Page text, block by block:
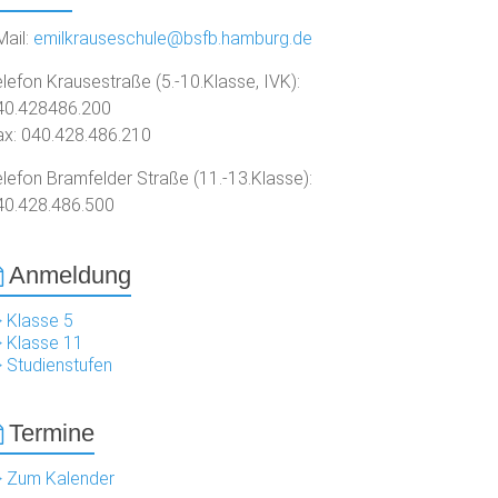
emilkrauseschule@bsfb.hamburg.de
Krausestraße (5.-10.Klasse, IVK):
040.428.486.210
Bramfelder Straße (11.-13.Klasse):
Anmeldung
Klasse 5
Klasse 11
Studienstufen
Termine
Zum Kalender